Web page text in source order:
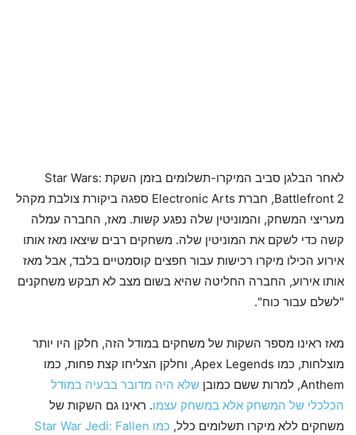
לאחר הבלגן סביב המיקרו-תשלומים בזמן השקת Star Wars:
Battlefront 2, חברת Electronic Arts ספגה ביקורת צולבת מקהל
מעריצי המשחק, והמוניטין שלה נפגע קשות. מאז, החברה עמלה
קשה כדי לשקם את המוניטין שלה. משחקים רבים שיצאו מאז אותו
אירוע הכילו מיקרו רכישות עבור חפצים קוסמטיים בלבד, אבל מאז
אותו אירוע, החברה החליטה שהיא בשום מצב לא תבקש משחקנים
"לשלם עבור כוח".
מאז ראינו מספר השקות של משחקים במודל הזה, חלקן היו יותר
מוצלחות, כמו Apex Legends, וחלקן הצליחו קצת פחות, כמו
Anthem, למרות ששם כמובן
שלא היה מדובר בבעיה במודל
הכלכלי של המשחק אלא במשחק עצמו. ראינו גם השקות של
משחקים ללא מיקרו תשלומים כלל,
כמו Star War Jedi: Fallen